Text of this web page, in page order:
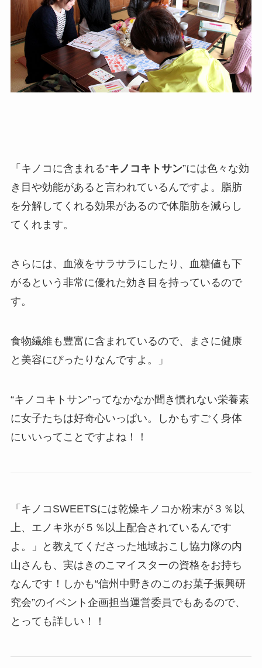
「キノコに含まれる“キノコキトサン”には色々な効
き目や効能があると言われているんですよ。脂肪
を分解してくれる効果があるので体脂肪を減らし
てくれます。
さらには、血液をサラサラにしたり、血糖値も下
がるという非常に優れた効き目を持っているので
す。
食物繊維も豊富に含まれているので、まさに健康
と美容にぴったりなんですよ。」
“キノコキトサン”ってなかなか聞き慣れない栄養素
に女子たちは好奇心いっぱい。しかもすごく身体
にいいってことですよね！！
「キノコSWEETSには乾燥キノコか粉末が３％以
上、エノキ氷が５％以上配合されているんです
よ。」と教えてくださった地域おこし協力隊の内
山さんも、実はきのこマイスターの資格をお持ち
なんです！しかも“信州中野きのこのお菓子振興研
究会”のイベント企画担当運営委員でもあるので、
とっても詳しい！！